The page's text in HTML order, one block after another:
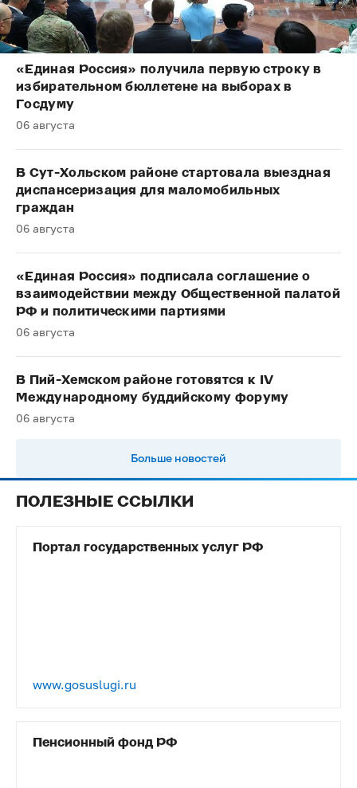
«Единая Россия» получила первую строку в
избирательном бюллетене на выборах в
Госдуму
06 августа
В Сут-Хольском районе стартовала выездная
диспансеризация для маломобильных
граждан
06 августа
«Единая Россия» подписала соглашение о
взаимодействии между Общественной палатой
РФ и политическими партиями
06 августа
В Пий-Хемском районе готовятся к IV
Международному буддийскому форуму
06 августа
Больше новостей
ПОЛЕЗНЫЕ ССЫЛКИ
Портал государственных услуг РФ
www.gosuslugi.ru
Пенсионный фонд РФ